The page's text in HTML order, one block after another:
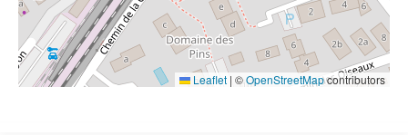
Leaflet | ©OpenStreetMapcontributors